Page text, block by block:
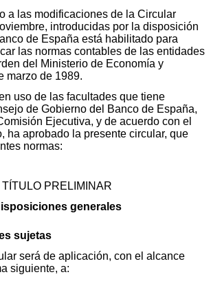
a las modificaciones de la Circular
introducidas por la disposición
de España está habilitado para
las normas contables de las entidades
del Ministerio de Economía y
marzo de 1989.
uso de las facultades que tiene
de Gobierno del Banco de España,
Ejecutiva, y de acuerdo con el
ha aprobado la presente circular, que
normas:
TÍTULO PRELIMINAR
generales
sujetas
será de aplicación, con el alcance
siguiente, a: